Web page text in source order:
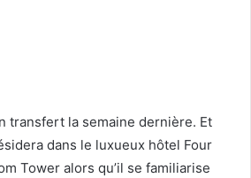
transfert la semaine dernière. Et
dans le luxueux hôtel Four
Tower alors qu’il se familiarise